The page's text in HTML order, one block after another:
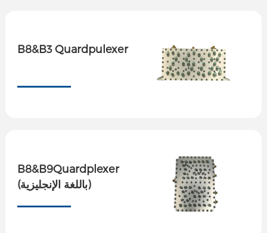
B8&B3 Quardpulexer
B8&B9Quardplexer
(باللغة الإنجليزية)